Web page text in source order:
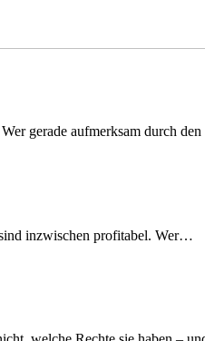
gerade aufmerksam durch
inzwischen profitabel. Wer…